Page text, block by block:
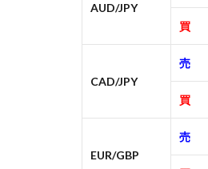
AUD/JPY
買
CAD/JPY
売
買
EUR/GBP
売